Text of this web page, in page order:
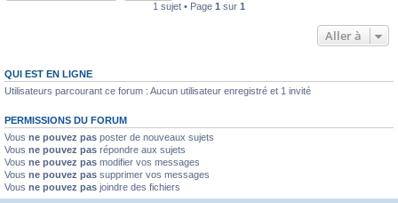
1 sujet • Page 1 sur 1
Aller à
QUI EST EN LIGNE
Utilisateurs parcourant ce forum : Aucun utilisateur enregistré et 1 invité
PERMISSIONS DU FORUM
Vous ne pouvez pas poster de nouveaux sujets
Vous ne pouvez pas répondre aux sujets
Vous ne pouvez pas modifier vos messages
Vous ne pouvez pas supprimer vos messages
Vous ne pouvez pas joindre des fichiers